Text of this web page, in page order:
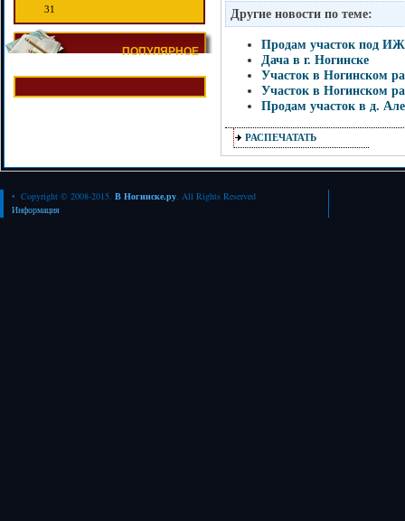
31
ПОПУЛЯРНОЕ
Другие новости по теме:
Продам участок под
Дача в г. Ногинске
Участок в Ногинском
Участок в Ногинском
Продам участок в д.
РАСПЕЧАТАТЬ
• Copyright © 2008-2015. В Ногинске.ру. All Rights Reserved
Информация